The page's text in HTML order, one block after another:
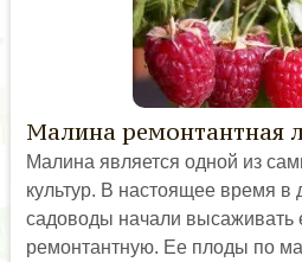
Малина ремонтантная
Малина является одной из
культур. В настоящее время в
садоводы начали
ремонтантную. Ее плоды по